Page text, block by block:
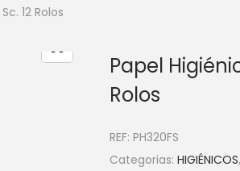
12 Rolos
Papel
Rolos
REF: PH320FS
Categorias: HIGIÉNICOS,